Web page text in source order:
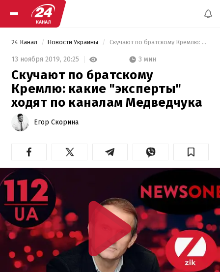
24 Канал Новости Украины Скучают по братскому Кремлю: какие "эксперты" ходят по каналам Медведчука
13 ноября 2019, 20:25 3 мин
Скучают по братскому
Кремлю: какие "эксперты"
ходят по каналам Медведчука
Егор Скорина